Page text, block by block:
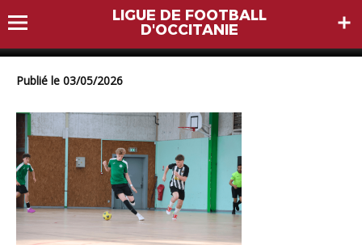
LIGUE DE FOOTBALL
D'OCCITANIE
6P8A7912
Publié le 03/05/2026